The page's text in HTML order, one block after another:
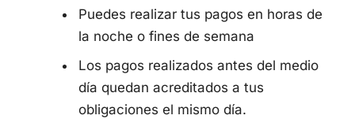
Puedes realizar tus pagos en horas de
la noche o fines de semana
Los pagos realizados antes del medio
día quedan acreditados a tus
obligaciones el mismo día.